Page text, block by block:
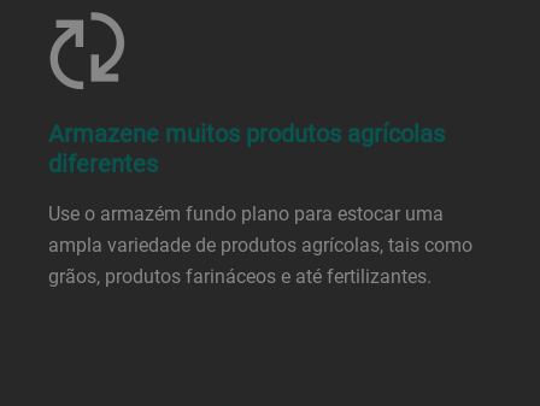
Armazene muitos produtos agrícolas
diferentes
Use o armazém fundo plano para estocar uma
ampla variedade de produtos agrícolas, tais como
grãos, produtos farináceos e até fertilizantes.